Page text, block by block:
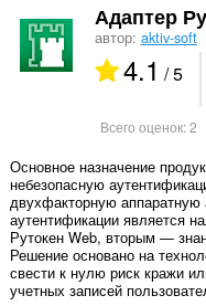
Адаптер
автор: aktiv-soft
4.1 / 5
Всего оценок:2
Основное назначение
небезопасную
двухфакторную
аутентификации является
Рутокен Web, вторым —
Решение основано на
свести к нулю риск кражи
учетных записей